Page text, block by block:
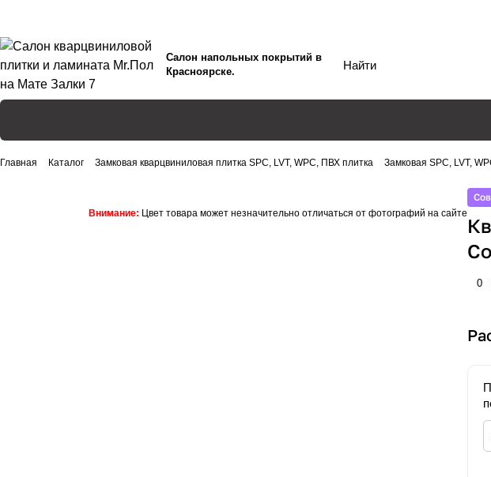
Салон напольных покрытий в
Красноярске.
Главная Каталог Замковая кварцвиниловая плитка SPC, LVT, WPC, ПВХ плитка Замковая SPC, LVT,
Внимание: Цвет товара может незначительно отличаться от фотографий на сайте
0